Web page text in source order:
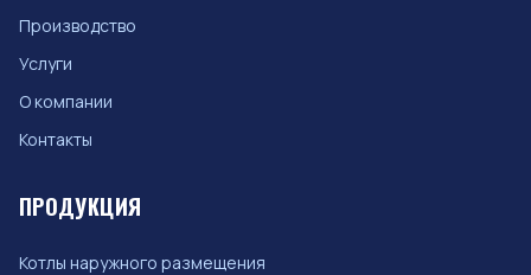
Производство
Услуги
О компании
Контакты
ПРОДУКЦИЯ
Котлы наружного размещения